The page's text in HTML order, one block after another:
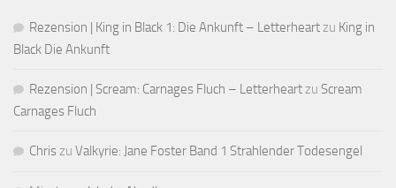
Rezension | King in Black 1: Die Ankunft – Letterheartzu King in
Black Die Ankunft
Rezension | Scream: Carnages Fluch – Letterheartzu Scream
Carnages Fluch
Chriszu Valkyrie: Jane Foster Band 1 Strahlender Todesengel